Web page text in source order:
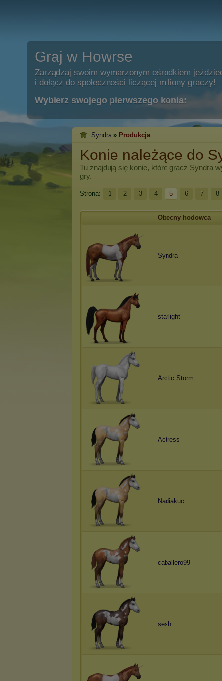
Graj w Howrse
Zarządzaj swoim wymarzonym ośrodkiem
i dołącz do społeczności liczącej miliony graczy!
Wybierz swojego pierwszego konia:
Syndra » Produkcja
Konie należące do
Tu znajdują się konie, które gracz Syndra
gry.
Strona: 1 2 3 4 5 6 7 8
Obecny hodowca
Syndra
starlight
Arctic Storm
Actress
Nadiakuc
caballero99
sesh